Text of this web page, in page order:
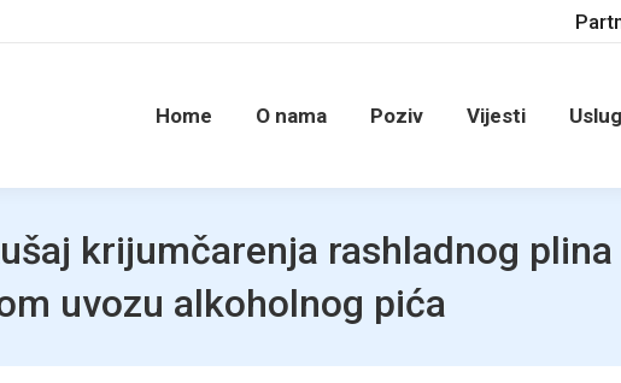
Home O nama Poziv Vijesti
krijumčarenja rashladnog plina
uvozu alkoholnog pića